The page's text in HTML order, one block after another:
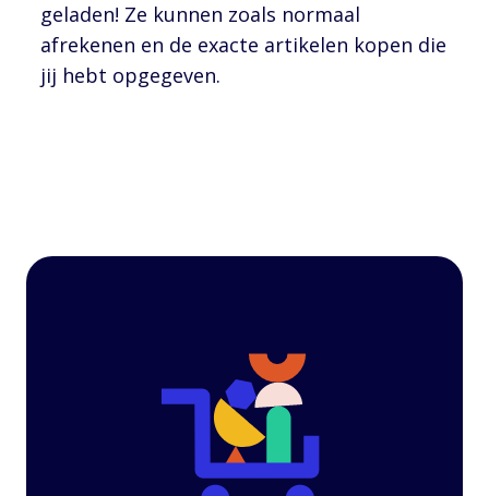
geladen! Ze kunnen zoals normaal
afrekenen en de exacte artikelen kopen die
jij hebt opgegeven.